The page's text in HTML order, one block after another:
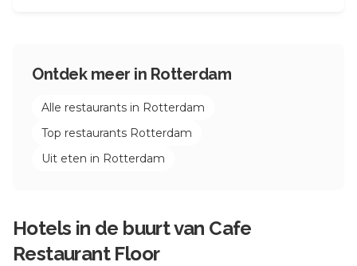
Ontdek meer in Rotterdam
Alle restaurants in Rotterdam
Top restaurants Rotterdam
Uit eten in Rotterdam
Hotels in de buurt van Cafe
Restaurant Floor